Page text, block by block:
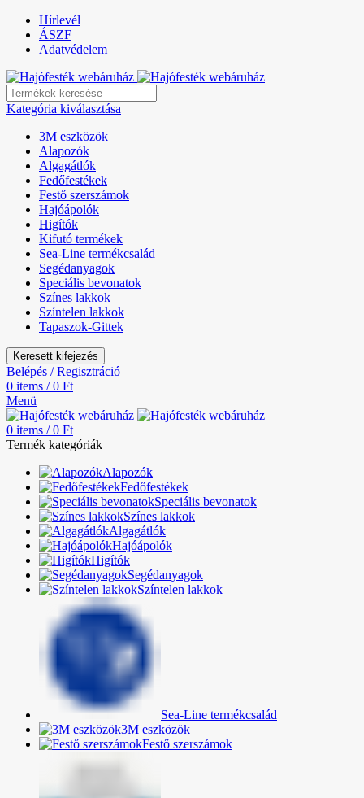
Hírlevél
ÁSZF
Adatvédelem
Kategória kiválasztása
3M eszközök
Alapozók
Algagátlók
Fedőfestékek
Festő szerszámok
Hajóápolók
Higítók
Kifutó termékek
Sea-Line termékcsalád
Segédanyagok
Speciális bevonatok
Színes lakkok
Színtelen lakkok
Tapaszok-Gittek
Keresett kifejezés
Belépés / Regisztráció
0 items / 0 Ft
Menü
0 items / 0 Ft
Termék kategóriák
Alapozók
Fedőfestékek
Speciális bevonatok
Színes lakkok
Algagátlók
Hajóápolók
Higítók
Segédanyagok
Színtelen lakkok
Sea-Line termékcsalád
3M eszközök
Festő szerszámok